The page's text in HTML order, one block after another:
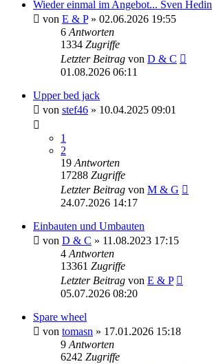
Wieder einmal im Angebot... Sven Hedin
von E & P» 02.06.2026 19:55
6 Antworten
1334 Zugriffe
Letzter Beitrag von D & C
01.08.2026 06:11
Upper bed jack
von stef46 » 10.04.2025 09:01
1
2
19 Antworten
17288 Zugriffe
Letzter Beitrag von M & G
24.07.2026 14:17
Einbauten und Umbauten
von D & C » 11.08.2023 17:15
4 Antworten
13361 Zugriffe
Letzter Beitrag von E & P
05.07.2026 08:20
Spare wheel
von tomasn » 17.01.2026 15:18
9 Antworten
6242 Zugriffe